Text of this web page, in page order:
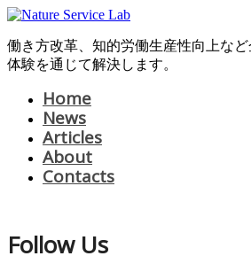
働き方改革、知的労働生産性向上な
体験を通じて解決します。
Home
News
Articles
About
Contacts
Follow Us